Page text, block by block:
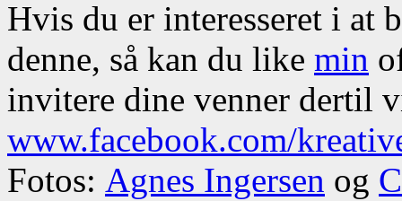
Hvis du er interesseret i at
denne, så kan du like min
invitere dine venner dertil
www.facebook.com/
Fotos: Agnes Ingersen og